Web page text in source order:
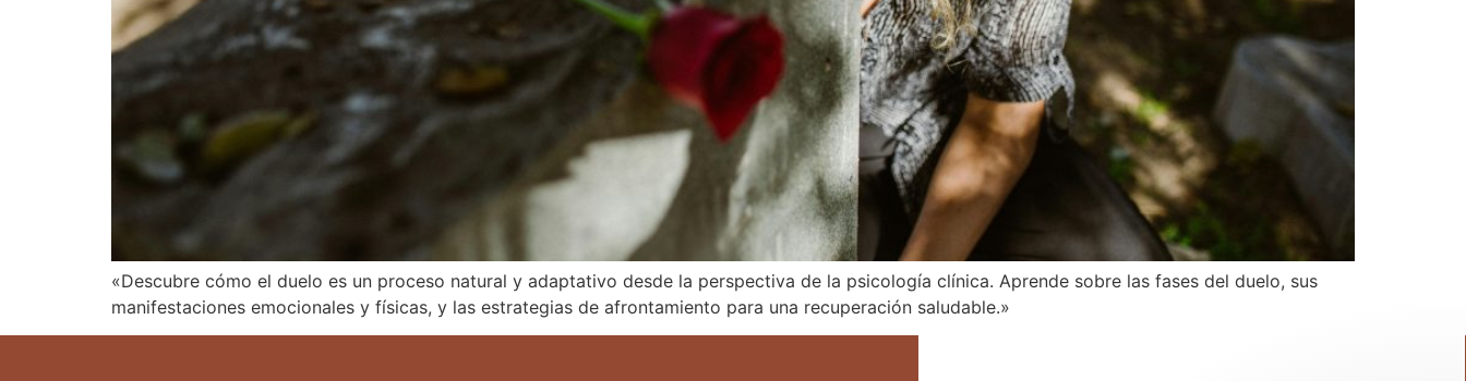
«Descubre cómo el duelo es un proceso natural y adaptativo desde la perspectiva de la psicología clínica. Aprende sobre las fases del duelo, sus
manifestaciones emocionales y físicas, y las estrategias de afrontamiento para una recuperación saludable.»